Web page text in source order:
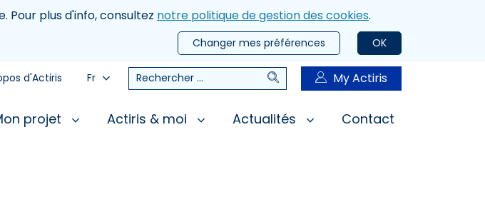
Pour plus d'info, consultez notre politique de gestion des cookies.
OK
Changer mes préférences
d'Actiris Fr Rechercher RechercherMy Actiris
projet Actiris & moi Actualités Contact